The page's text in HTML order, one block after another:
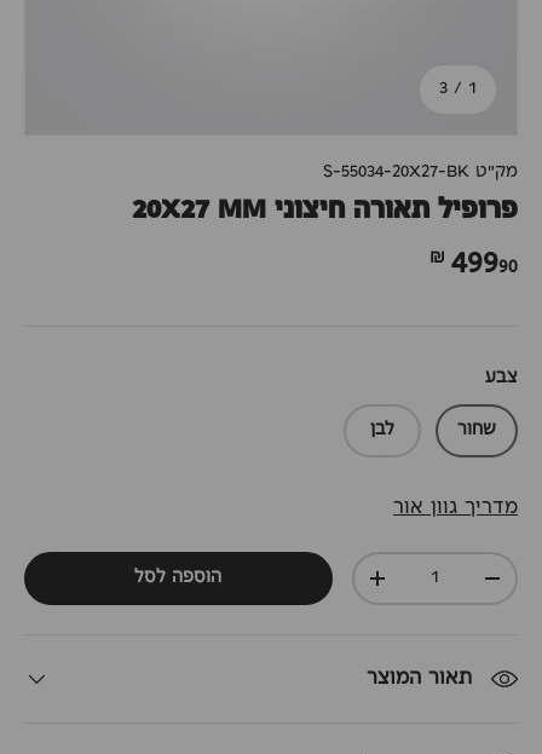
1
/ מתוך
3
מק"ט S-55034-20X27-BK
פרופיל תאורה חיצוני 20X27 MM
49990 ₪
צבע
שחור לבן
מדריך גוון אור
כמות
+ הוספה לסל
תאור המוצר